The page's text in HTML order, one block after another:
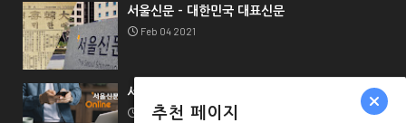
서울신문 - 대한민국 대표신문
Feb 04 2021
서울신문 채널 가이드
Feb 04 2021
추천 페이지